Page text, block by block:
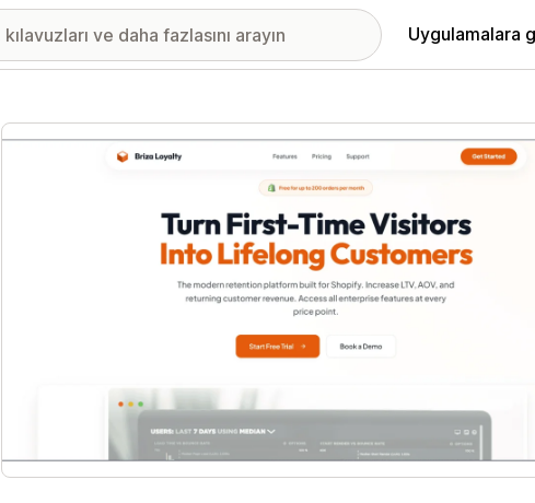
Uygulamalara
Öne çıkan görsel galerisi